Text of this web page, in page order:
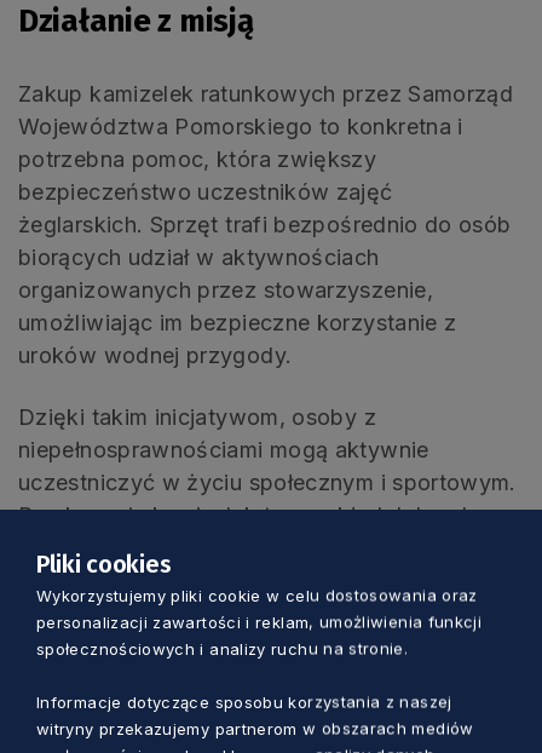
Działanie z misją
Zakup kamizelek ratunkowych przez Samorząd
Województwa Pomorskiego to konkretna i
potrzebna pomoc, która zwiększy
bezpieczeństwo uczestników zajęć
żeglarskich. Sprzęt trafi bezpośrednio do osób
biorących udział w aktywnościach
organizowanych przez stowarzyszenie,
umożliwiając im bezpieczne korzystanie z
uroków wodnej przygody.
Dzięki takim inicjatywom, osoby z
niepełnosprawnościami mogą aktywnie
uczestniczyć w życiu społecznym i sportowym.
Przekazanie kamizelek to przykład dobrych
praktyk współpracy samorządu z organizacjami
pozarządowymi, które na co dzień podejmują
trud wyrównywania szans i przełamywania
barier. Wspieranie organizacji działających na
jednym z priorytetów polityki społecznej
regionu.
Pliki cookies
Wykorzystujemy pliki cookie w celu dostosowania oraz
personalizacji zawartości i reklam, umożliwienia funkcji
społecznościowych i analizy ruchu na stronie.
Informacje dotyczące sposobu korzystania z naszej
witryny przekazujemy partnerom w obszarach mediów